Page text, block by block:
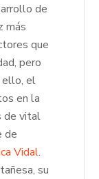
de
más
que
pero
ello, el
en la
de vital
de
Vidal.
su